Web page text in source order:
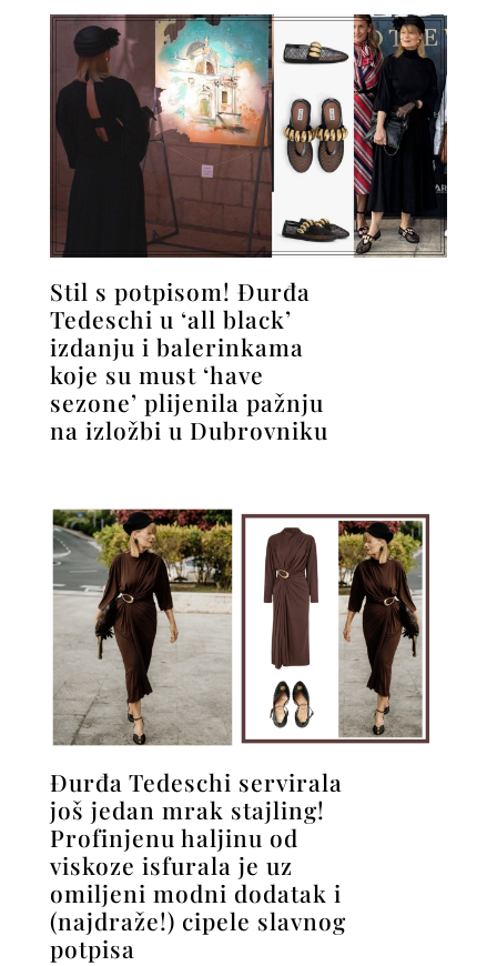
Stil s potpisom! Đurđa
Tedeschi u ‘all black’
izdanju i balerinkama
koje su must ‘have
sezone’ plijenila pažnju
na izložbi u Dubrovniku
Đurđa Tedeschi servirala
još jedan mrak stajling!
Profinjenu haljinu od
viskoze isfurala je uz
omiljeni modni dodatak i
(najdraže!) cipele slavnog
potpisa